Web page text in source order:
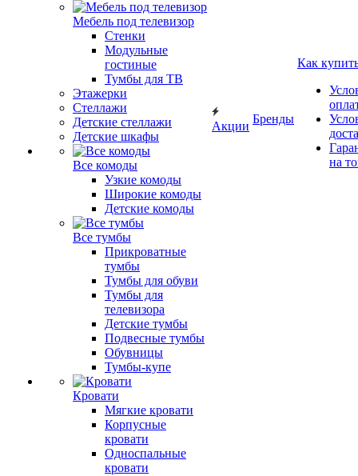
Мебель под телевизор
Стенки
Модульные
гостиные
Тумбы для ТВ
Этажерки
Стеллажи
Детские стеллажи
Детские шкафы
Все комоды
Узкие комоды
Широкие комоды
Детские комоды
Все тумбы
Прикроватные
тумбы
Тумбы для обуви
Тумбы для
телевизора
Детские тумбы
Подвесные тумбы
Обувницы
Тумбы-купе
Кровати
Мягкие кровати
Корпусные
кровати
Односпальные
кровати
Акции
Бренды
Как
на